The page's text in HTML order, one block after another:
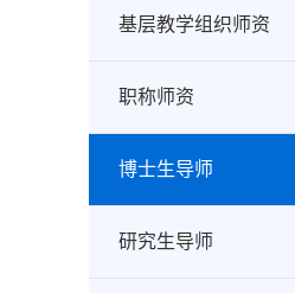
基层教学组织师资
职称师资
博士生导师
研究生导师